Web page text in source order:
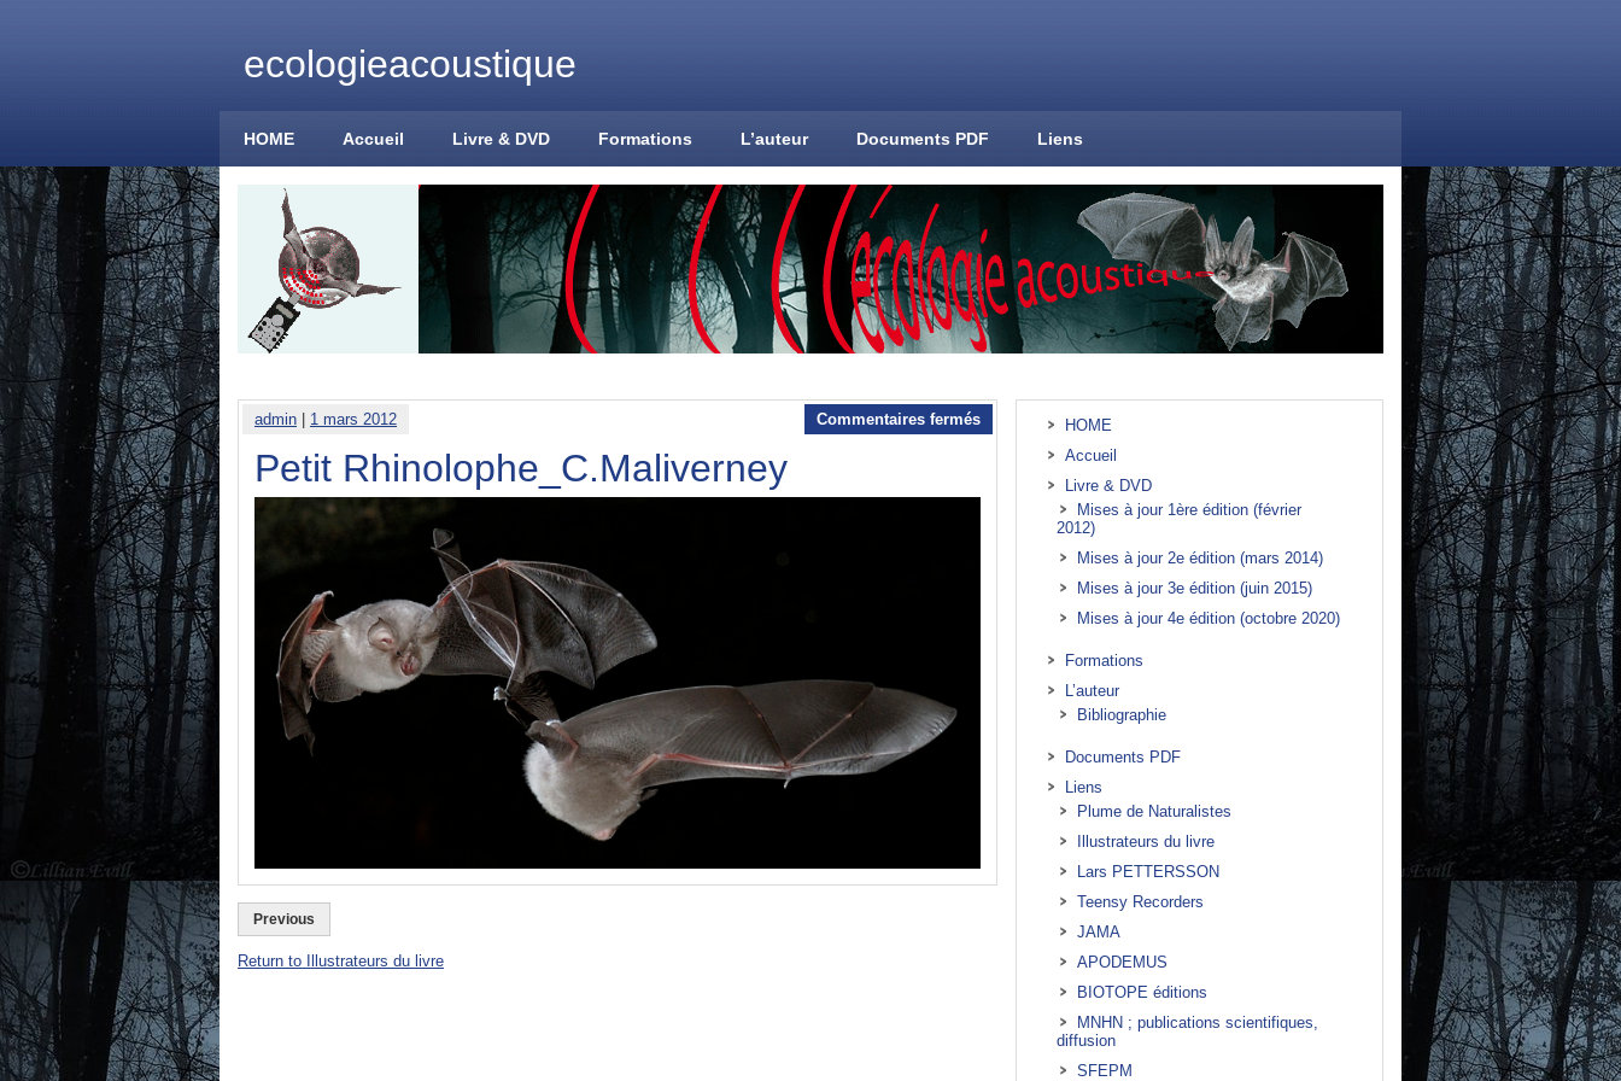
ecologieacoustique
HOME Accueil Livre & DVD Formations L’auteur Documents PDF Liens
admin 1 mars 2012 Commentaires fermés
Petit Rhinolophe_C.Maliverney
Previous
Return to Illustrateurs du livre
HOME
Accueil
Livre & DVD
Mises à jour 1ère édition (février
2012)
Mises à jour 2e édition (mars 2014)
Mises à jour 3e édition (juin 2015)
Mises à jour 4e édition (octobre 2020)
Formations
L’auteur
Bibliographie
Documents PDF
Liens
Plume de Naturalistes
Illustrateurs du livre
Lars PETTERSSON
Teensy Recorders
JAMA
APODEMUS
BIOTOPE éditions
MNHN ; publications scientifiques,
diffusion
SFEPM